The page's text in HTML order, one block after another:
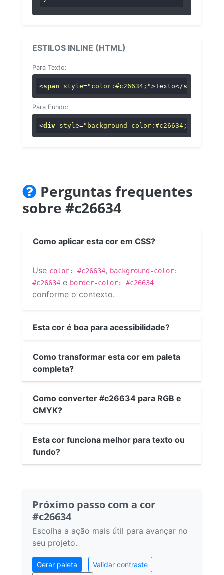
ESTILOS INLINE (HTML)
Para Texto:
<span style="color:#c26634;">Texto</span
Para Fundo:
<div style="background-color:#c26634;"
Perguntas frequentes
sobre #c26634
Como aplicar esta cor em CSS?
Use color: #c26634, background-color:
#c26634 e border-color: #c26634
conforme o contexto.
Esta cor é boa para acessibilidade?
Como transformar esta cor em paleta
completa?
Como converter #c26634 para RGB e
CMYK?
Esta cor funciona melhor para texto ou
fundo?
Próximo passo com a cor
#c26634
Escolha a ação mais útil para avançar no
seu projeto.
Gerar paleta
Validar contraste